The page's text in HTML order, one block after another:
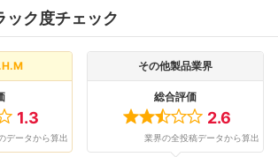
ック度チェック
1.3
データから算出
その他製品業界
総合評価
2.6
業界の全投稿データから算出